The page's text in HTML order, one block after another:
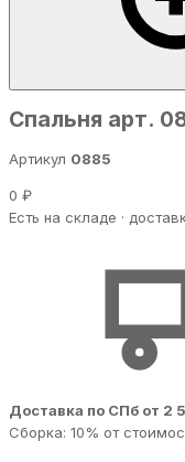
Спальня арт.
Артикул 0885
0 ₽
Есть на складе ·
Доставка по СПб от 2
Сборка: 10% от